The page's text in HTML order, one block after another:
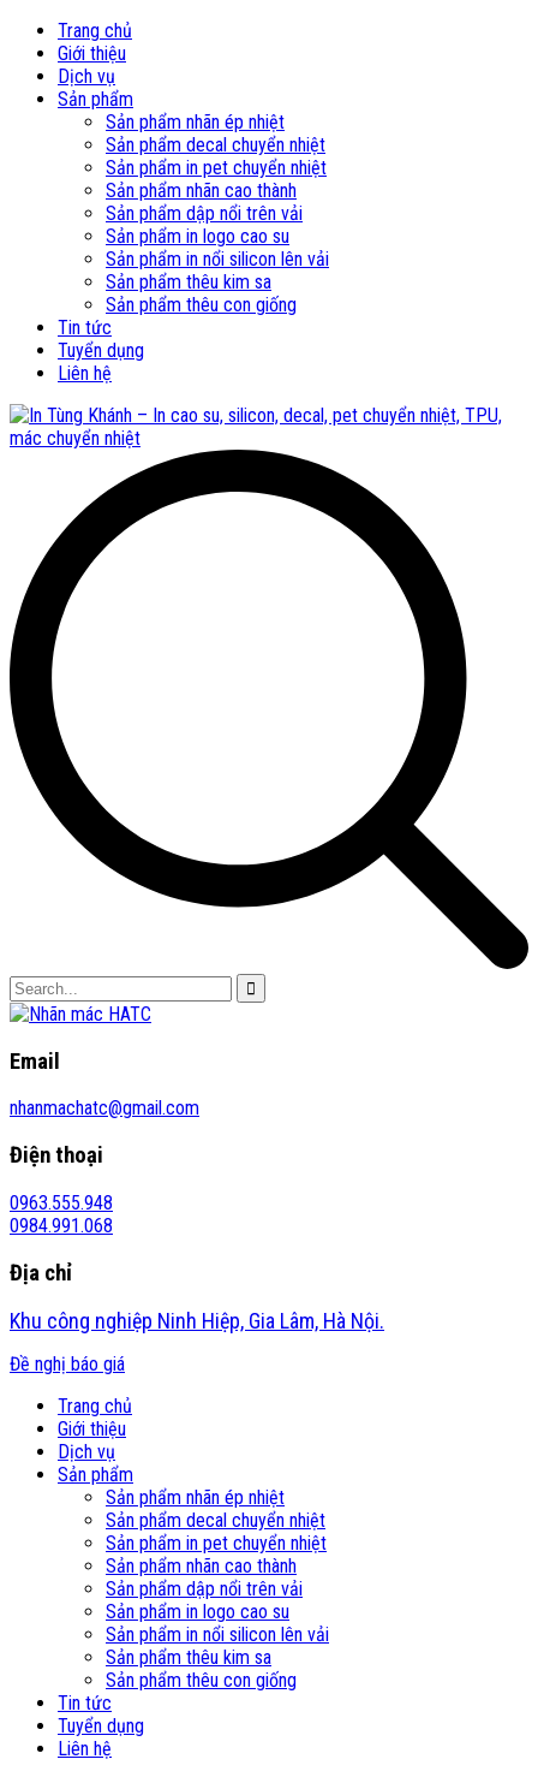
Trang chủ
Giới thiệu
Dịch vụ
Sản phẩm
Sản phẩm nhãn ép nhiệt
Sản phẩm decal chuyển nhiệt
Sản phẩm in pet chuyển nhiệt
Sản phẩm nhãn cao thành
Sản phẩm dập nổi trên vải
Sản phẩm in logo cao su
Sản phẩm in nổi silicon lên vải
Sản phẩm thêu kim sa
Sản phẩm thêu con giống
Tin tức
Tuyển dụng
Liên hệ
Email
nhanmachatc@gmail.com
Điện thoại
0963.555.948
0984.991.068
Địa chỉ
Khu công nghiệp Ninh Hiệp, Gia Lâm, Hà Nội.
Đề nghị báo giá
Trang chủ
Giới thiệu
Dịch vụ
Sản phẩm
Sản phẩm nhãn ép nhiệt
Sản phẩm decal chuyển nhiệt
Sản phẩm in pet chuyển nhiệt
Sản phẩm nhãn cao thành
Sản phẩm dập nổi trên vải
Sản phẩm in logo cao su
Sản phẩm in nổi silicon lên vải
Sản phẩm thêu kim sa
Sản phẩm thêu con giống
Tin tức
Tuyển dụng
Liên hệ